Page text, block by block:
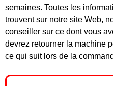
semaines. Toutes les
trouvent sur notre site Web,
conseiller sur ce dont vous
devrez retourner la machine
ce qui suit lors de la